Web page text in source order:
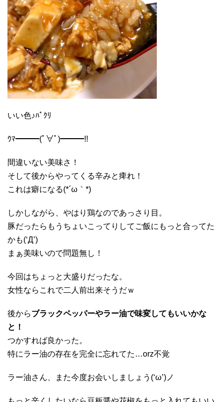
いい色♪ﾊﾟｸﾘ
ｳﾏ━━━(ﾟ∀ﾟ)━━━!!
間違いない美味さ！
そして後からやってくる辛みと痺れ！
これは癖になる(*´ω｀*)
しかしながら、やはり鶏なのであっさり目。
豚だったらもうちょいこってりしてご飯にもっと合ってた
かも(‘Д’)
まぁ美味いので問題無し！
今回はちょっと大盛りだったな。
女性ならこれで二人前出来そうだｗ
後からブラックペッパーやラー油で味変してもいいかな
と！
つかすれば良かった。
特にラー油の存在を完全に忘れてた…orz不覚
ラー油さん、また今度お会いしましょう(‘ω’)ノ